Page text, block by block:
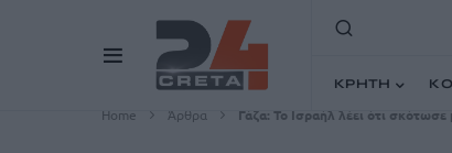
ΚΡΗΤΗ
Home
Άρθρα Γάζα: Το Ισραήλ λέει ότι